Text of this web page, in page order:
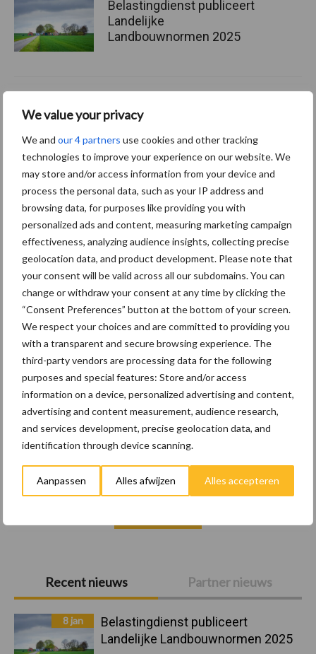
We value your privacy
We and our 4 partners use cookies and other tracking
technologies to improve your experience on our website. We
may store and/or access information from your device and
process the personal data, such as your IP address and
browsing data, for purposes like providing you with
personalized ads and content, measuring marketing campaign
effectiveness, analyzing audience insights, collecting precise
geolocation data, and product development. Please note that
your consent will be valid across all our subdomains. You can
change or withdraw your consent at any time by clicking the
“Consent Preferences” button at the bottom of your screen.
We respect your choices and are committed to providing you
with a transparent and secure browsing experience. The
third-party vendors are processing data for the following
purposes and special features: Store and/or access
information on a device, personalized advertising and content,
advertising and content measurement, audience research,
and services development, precise geolocation data, and
identification through device scanning.
Aanpassen Alles afwijzen Alles accepteren
Primaire
Sidebar
Recent nieuws Partner nieuws
8 jan
Belastingdienst publiceert
Landelijke Landbouwnormen 2025
Belastingdienst publiceert
Landelijke
Landbouwnormen 2025
te bereiden op mogelijke
EU-pluimveesector groeit
door, maar tempo vlakt af
Themapagina's
Wet en regelgeving Diergezondheid
Pluimveerechten Stikstof